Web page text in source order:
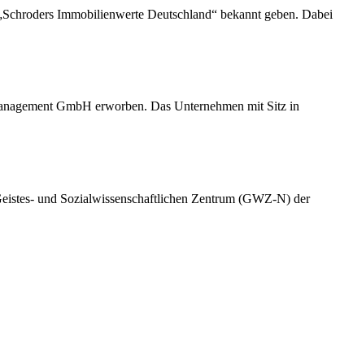
Immobilienwerte Deutschland“ bekannt geben. Dabei
GmbH erworben. Das Unternehmen mit Sitz in
und Sozialwissenschaftlichen Zentrum (GWZ-N) der